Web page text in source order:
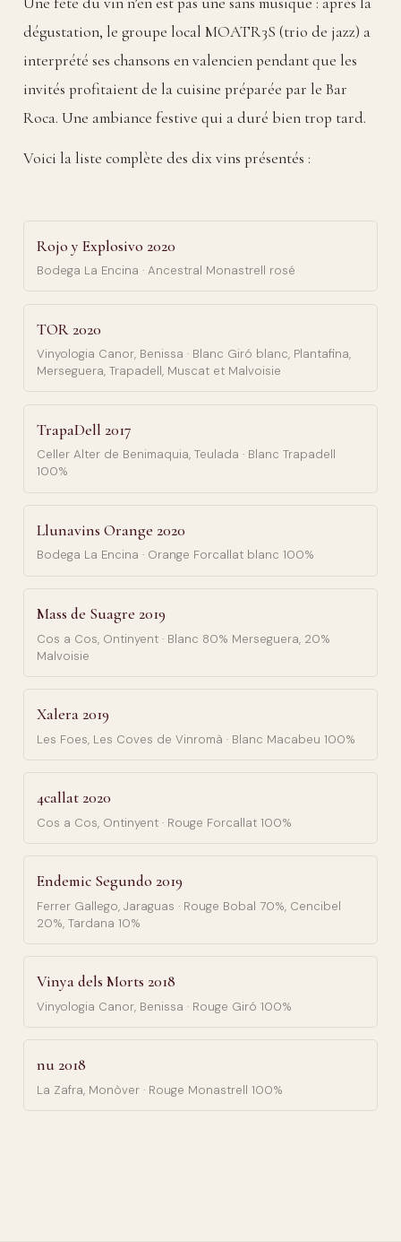
dégustation, le groupe local MOATR3S (trio de jazz) a
interprété ses chansons en valencien pendant que les
invités profitaient de la cuisine préparée par le Bar
Roca. Une ambiance festive qui a duré bien trop tard.
Voici la liste complète des dix vins présentés :
Rojo y Explosivo 2020
Bodega La Encina · Ancestral Monastrell rosé
TOR 2020
Vinyologia Canor, Benissa · Blanc Giró blanc, Plantafina,
Merseguera, Trapadell, Muscat et Malvoisie
TrapaDell 2017
Celler Alter de Benimaquia, Teulada · Blanc Trapadell
100%
Llunavins Orange 2020
Bodega La Encina · Orange Forcallat blanc 100%
Mass de Suagre 2019
Cos a Cos, Ontinyent · Blanc 80% Merseguera, 20%
Malvoisie
Xalera 2019
Les Foes, Les Coves de Vinromà · Blanc Macabeu 100%
4callat 2020
Cos a Cos, Ontinyent · Rouge Forcallat 100%
Endemic Segundo 2019
Ferrer Gallego, Jaraguas · Rouge Bobal 70%, Cencibel
20%, Tardana 10%
Vinya dels Morts 2018
Vinyologia Canor, Benissa · Rouge Giró 100%
nu 2018
La Zafra, Monòver · Rouge Monastrell 100%